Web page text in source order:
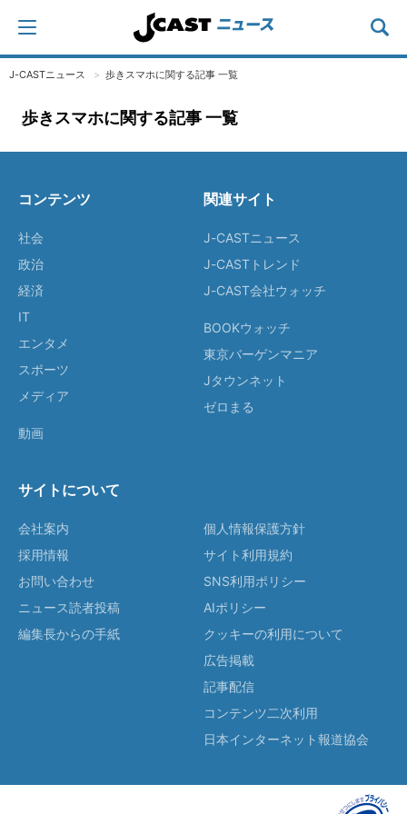
J-CASTニュース 歩きスマホに関する記事 一覧
歩きスマホに関する記事 一覧
コンテンツ
社会
政治
経済
IT
エンタメ
スポーツ
メディア
動画
関連サイト
J-CASTニュース
J-CASTトレンド
J-CAST会社ウォッチ
BOOKウォッチ
東京バーゲンマニア
Jタウンネット
ゼロまる
サイトについて
会社案内
採用情報
お問い合わせ
ニュース読者投稿
編集長からの手紙
個人情報保護方針
サイト利用規約
SNS利用ポリシー
AIポリシー
クッキーの利用について
広告掲載
記事配信
コンテンツ二次利用
日本インターネット報道協会